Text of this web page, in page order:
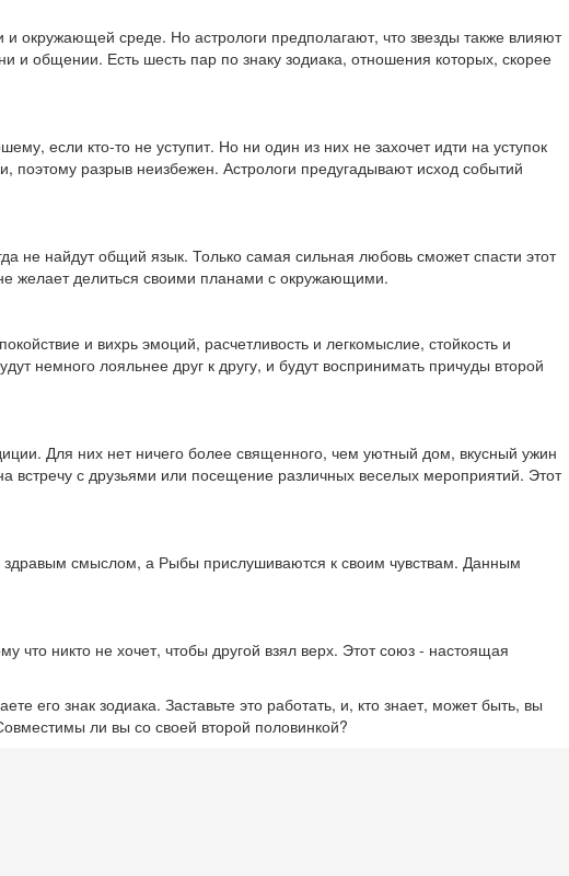
окружающей среде. Но астрологи предполагают, что звезды также влияют
и общении. Есть шесть пар по знаку зодиака, отношения которых, скорее
если кто-то не уступит. Но ни один из них не захочет идти на уступок
поэтому разрыв неизбежен. Астрологи предугадывают исход событий
не найдут общий язык. Только самая сильная любовь сможет спасти этот
желает делиться своими планами с окружающими.
и вихрь эмоций, расчетливость и легкомыслие, стойкость и
немного лояльнее друг к другу, и будут воспринимать причуды второй
Для них нет ничего более священного, чем уютный дом, вкусный ужин
с друзьями или посещение различных веселых мероприятий. Этот
смыслом, а Рыбы прислушиваются к своим чувствам. Данным
что никто не хочет, чтобы другой взял верх. Этот союз - настоящая
его знак зодиака. Заставьте это работать, и, кто знает, может быть, вы
ли вы со своей второй половинкой?